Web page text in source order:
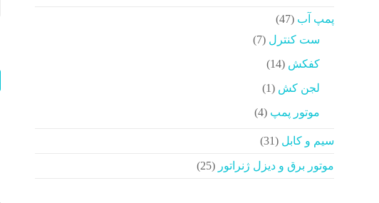
پمپ آب 47
47
محصولاتست کنترل 7
7
کفکش 14
14
لجن کش 1
1
موتور پمپ 4
4
سیم و کابل
31
31
موتور برق و دیزل ژنراتور 25
25